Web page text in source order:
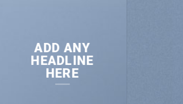
ADD ANY
HEADLINE
HERE